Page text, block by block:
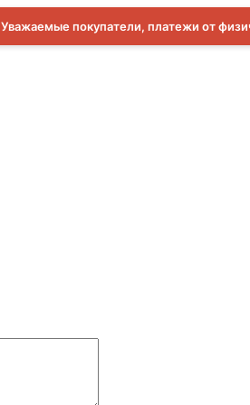
Уважаемые покупатели, платежи от